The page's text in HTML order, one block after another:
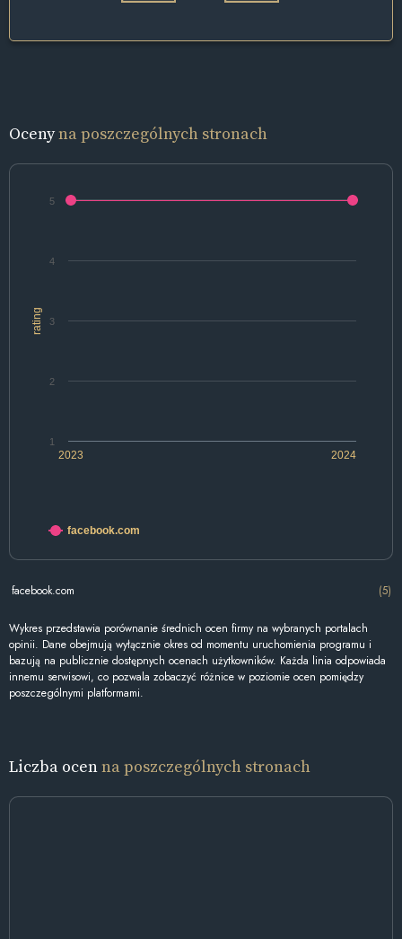
Ocenyna poszczególnych stronach
rating
2023 2024
1
2
3
4
5
facebook.com
facebook.com (5)
Wykres przedstawia porównanie średnich ocen firmy na wybranych portalach
opinii. Dane obejmują wyłącznie okres od momentu uruchomienia programu i
bazują na publicznie dostępnych ocenach użytkowników. Każda linia odpowiada
innemu serwisowi, co pozwala zobaczyć różnice w poziomie ocen pomiędzy
poszczególnymi platformami.
Liczba ocenna poszczególnych stronach